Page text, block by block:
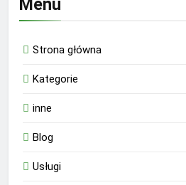
Strona główna
Kategorie
inne
Blog
Usługi